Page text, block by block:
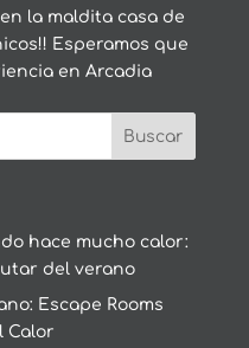
la maldita casa de
Esperamos que
en Arcadia
hace mucho calor:
del verano
Escape Rooms
Calor